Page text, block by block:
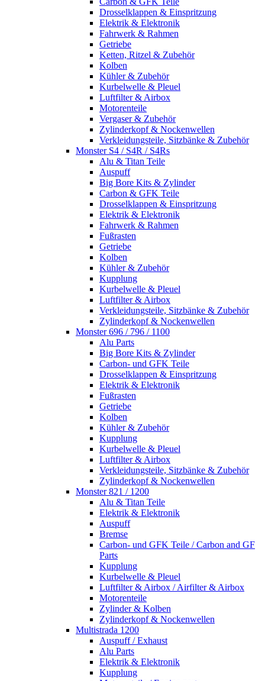
Drosselklappen & Einspritzung
Elektrik & Elektronik
Fahrwerk & Rahmen
Getriebe
Ketten, Ritzel & Zubehör
Kolben
Kühler & Zubehör
Kurbelwelle & Pleuel
Luftfilter & Airbox
Motorenteile
Vergaser & Zubehör
Zylinderkopf & Nockenwellen
Verkleidungsteile, Sitzbänke & Zubehör
Monster S4 / S4R / S4Rs
Alu & Titan Teile
Auspuff
Big Bore Kits & Zylinder
Carbon & GFK Teile
Drosselklappen & Einspritzung
Elektrik & Elektronik
Fahrwerk & Rahmen
Fußrasten
Getriebe
Kolben
Kühler & Zubehör
Kupplung
Kurbelwelle & Pleuel
Luftfilter & Airbox
Verkleidungsteile, Sitzbänke & Zubehör
Zylinderkopf & Nockenwellen
Monster 696 / 796 / 1100
Alu Parts
Big Bore Kits & Zylinder
Carbon- und GFK Teile
Drosselklappen & Einspritzung
Elektrik & Elektronik
Fußrasten
Getriebe
Kolben
Kühler & Zubehör
Kupplung
Kurbelwelle & Pleuel
Luftfilter & Airbox
Verkleidungsteile, Sitzbänke & Zubehör
Zylinderkopf & Nockenwellen
Monster 821 / 1200
Alu & Titan Teile
Elektrik & Elektronik
Auspuff
Bremse
Carbon- und GFK Teile / Carbon and GF
Parts
Kupplung
Kurbelwelle & Pleuel
Luftfilter & Airbox / Airfilter & Airbox
Motorenteile
Zylinder & Kolben
Zylinderkopf & Nockenwellen
Multistrada 1200
Auspuff / Exhaust
Alu Parts
Elektrik & Elektronik
Kupplung